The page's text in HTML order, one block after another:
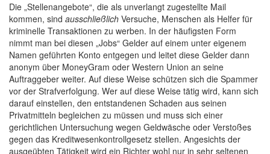
Die „Stellenangebote“, die als unverlangt zugestellte Mail
kommen, sind ausschließlich Versuche, Menschen als Helfer für
kriminelle Transaktionen zu werben. In der häufigsten Form
nimmt man bei diesen „Jobs“ Gelder auf einem unter eigenem
Namen geführten Konto entgegen und leitet diese Gelder dann
anonym über MoneyGram oder Western Union an seine
Auftraggeber weiter. Auf diese Weise schützen sich die Spammer
vor der Strafverfolgung. Wer auf diese Weise tätig wird, kann sich
darauf einstellen, den entstandenen Schaden aus seinen
Privatmitteln begleichen zu müssen und muss sich einer
gerichtlichen Untersuchung wegen Geldwäsche oder Verstoßes
gegen das Kreditwesenkontrollgesetz stellen. Angesichts der
ausgeübten Tätigkeit wird ein Richter wohl nur in sehr seltenen